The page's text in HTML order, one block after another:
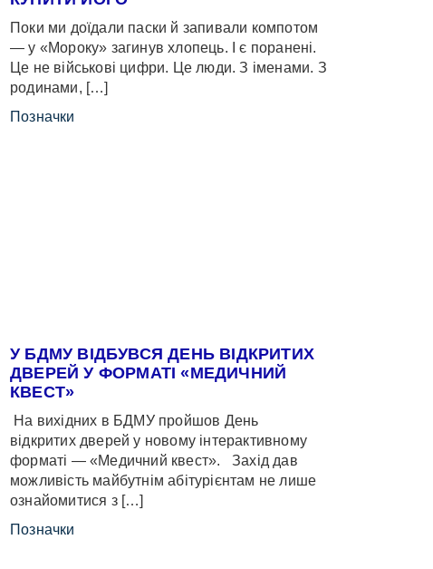
Поки ми доїдали паски й запивали компотом
— у «Мороку» загинув хлопець. І є поранені.
Це не військові цифри. Це люди. З іменами. З
родинами, […]
Позначки
У БДМУ ВІДБУВСЯ ДЕНЬ ВІДКРИТИХ
ДВЕРЕЙ У ФОРМАТІ «МЕДИЧНИЙ
КВЕСТ»
На вихідних в БДМУ пройшов День
відкритих дверей у новому інтерактивному
форматі — «Медичний квест». Захід дав
можливість майбутнім абітурієнтам не лише
ознайомитися з […]
Позначки